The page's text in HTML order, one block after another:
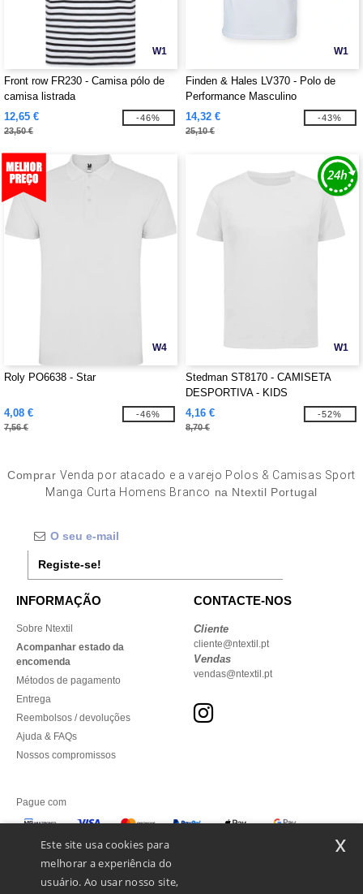
W1
Front row FR230 - Camisa pólo de
camisa listrada
12,65 €
23,50 €
-46%
W1
Finden & Hales LV370 - Polo de
Performance Masculino
14,32 €
25,10 €
-43%
W4
Roly PO6638 - Star
4,08 €
7,56 €
-46%
W1
Stedman ST8170 - CAMISETA
DESPORTIVA - KIDS
4,16 €
8,70 €
-52%
Comprar Venda por atacado e a varejo Polos & Camisas Sport
Manga Curta Homens Branco na Ntextil Portugal
Registe-se!
INFORMAÇÃO
Sobre Ntextil
Acompanhar estado da
encomenda
Métodos de pagamento
Entrega
Reembolsos / devoluções
Ajuda & FAQs
Nossos compromissos
CONTACTE-NOS
Cliente
cliente@ntextil.pt
Vendas
vendas@ntextil.pt
Pague com
Enviamos com
Este site usa cookies para
melhorar a experiência do
usuário. Ao usar nosso site,
x